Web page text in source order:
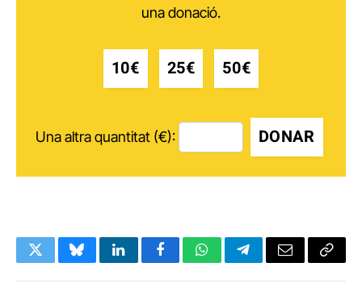
una donació.
10€ 25€ 50€
Una altra quantitat (€): DONAR
TwitterBlueskyLinkedInFacebookWhatsAppTelegramEmail Copy